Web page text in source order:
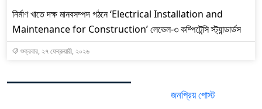
নির্মাণ খাতে দক্ষ মানবসম্পদ গঠনে ‘Electrical Installation and
Maintenance for Construction’ লেভেল-৩ কম্পিটেন্সি স্ট্যান্ডার্ডস
শুক্রবার, ২৭ ফেব্রুয়ারী, ২০২৬
জনপ্রিয় পোস্ট